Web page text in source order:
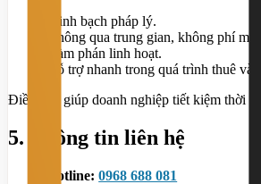
Minh bạch pháp lý.
Không qua trung gian, không phí
Đàm phán linh hoạt.
Hỗ trợ nhanh trong quá trình thuê và
Điều này giúp doanh nghiệp tiết kiệm thời
5. Thông tin liên hệ
Hotline:0968 688 081